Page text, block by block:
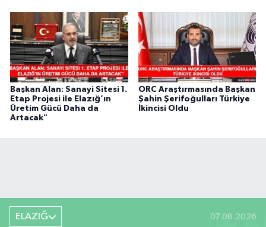
Başkan Alan: Sanayi Sitesi 1.
Etap Projesi ile Elazığ’ın
Üretim Gücü Daha da
Artacak"
ORC Araştırmasında Başkan
Şahin Şerifoğulları Türkiye
İkincisi Oldu
ELAZIĞ 07.08.2026